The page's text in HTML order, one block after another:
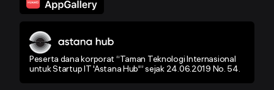
Peserta dana korporat “Taman Teknologi Internasional
untuk Startup IT 'Astana Hub'” sejak 24.06.2019 No. 54.